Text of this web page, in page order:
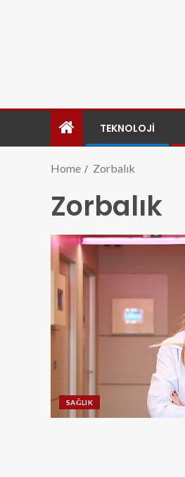
TEKNOLOJI
Home Zorbalık
Zorbalık
SAĞLIK